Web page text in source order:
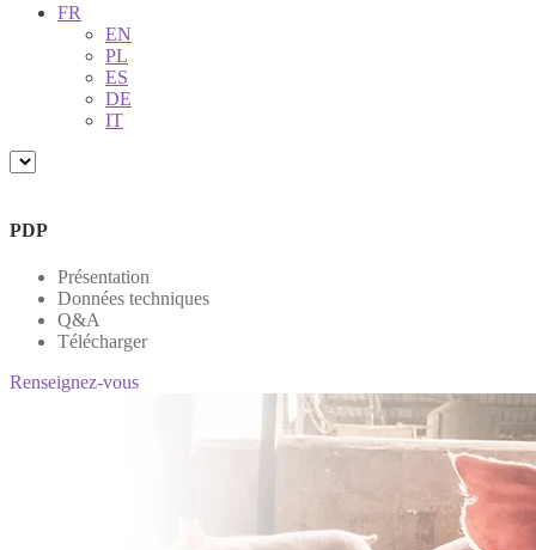
FR
EN
PL
ES
DE
IT
PDP
Présentation
Données techniques
Q&A
Télécharger
Renseignez-vous